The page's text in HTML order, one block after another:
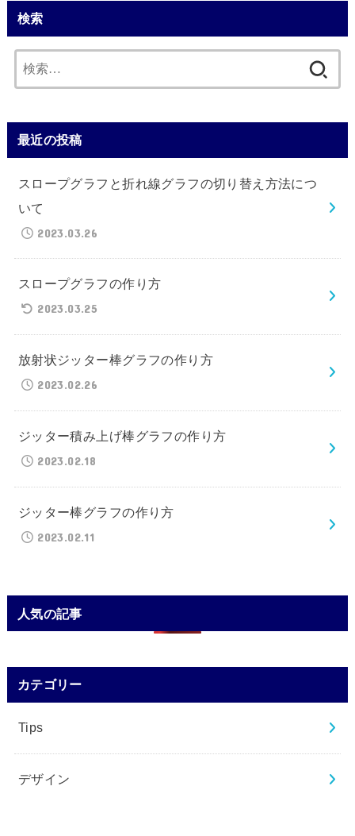
検索
索:
最近の投稿
スロープグラフと折れ線グラフの切り替え方法につ
いて
2023.03.26
スロープグラフの作り方
2023.03.25
放射状ジッター棒グラフの作り方
2023.02.26
ジッター積み上げ棒グラフの作り方
2023.02.18
ジッター棒グラフの作り方
2023.02.11
人気の記事
カテゴリー
Tips
デザイン